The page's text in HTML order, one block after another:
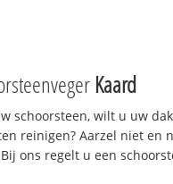
Kaard
schoorsteen, wilt u uw
reinigen? Aarzel niet en
ons regelt u een